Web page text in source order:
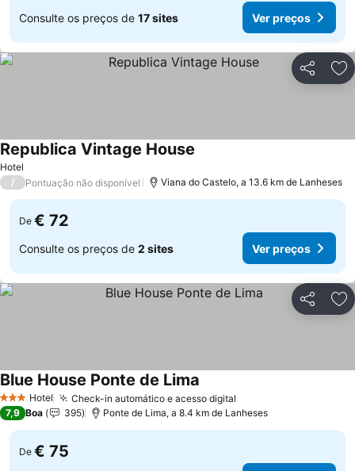
Consulte os preços de 17 sites Ver preços
Partilhar
Hotel
Republica Vintage House
/ Pontuação não disponível Viana do Castelo, a 13.6 km de Lanheses
De € 72
Consulte os preços de 2 sites Ver preços
Partilhar
3 EstrelasHotel Check-in automático e acesso digital
Blue House Ponte de Lima
7,9 Boa 395 Ponte de Lima, a 8.4 km de Lanheses
De € 75